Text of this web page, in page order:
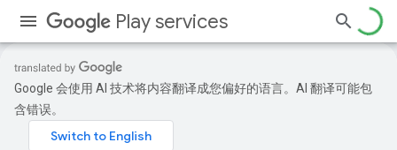
Play services
Google 会使用 AI 技术将内容翻译成您偏好的语言。AI 翻译可能包
含错误。